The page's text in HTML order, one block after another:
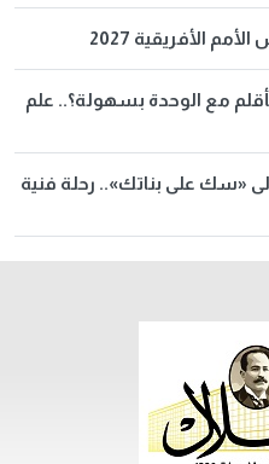
الأفريقية 2027
مع الوحدة بسهولة؟.. علم
«سك على بناتك».. رحلة فنية